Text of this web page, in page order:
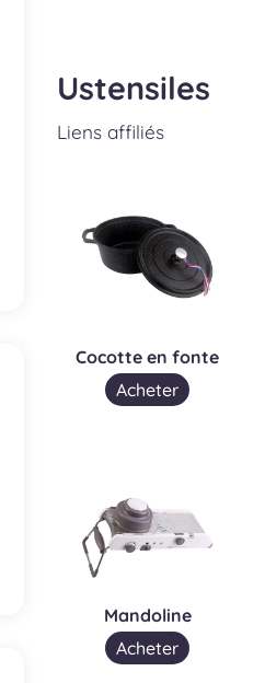
Ustensiles
Liens affiliés
Cocotte en fonte
Acheter
Mandoline
Acheter